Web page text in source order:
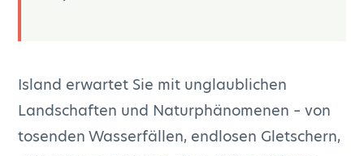
Island erwartet Sie mit unglaublichen
Landschaften und Naturphänomenen – von
tosenden Wasserfällen, endlosen Gletschern,